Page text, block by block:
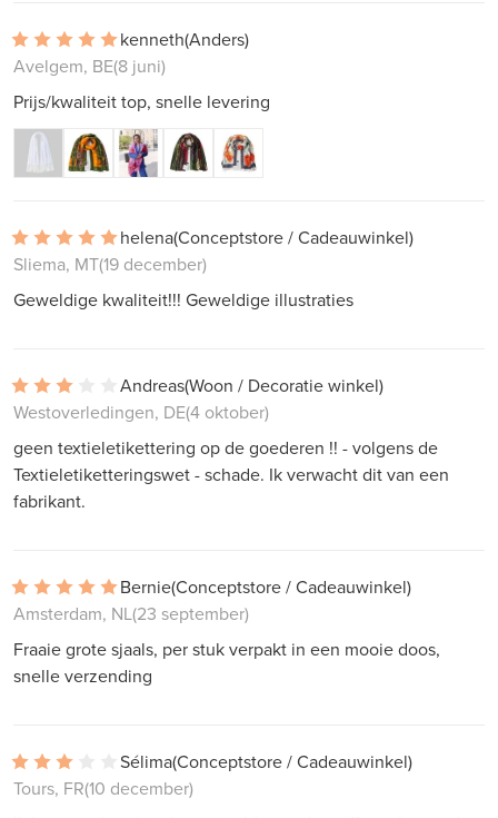
kenneth(Anders)
Avelgem, BE(8 juni)
Prijs/kwaliteit top, snelle levering
helena(Conceptstore / Cadeauwinkel)
Sliema, MT(19 december)
Geweldige kwaliteit!!! Geweldige illustraties
Andreas(Woon / Decoratie winkel)
Westoverledingen, DE(4 oktober)
geen textieletikettering op de goederen !! - volgens de
Textieletiketteringswet - schade. Ik verwacht dit van een
fabrikant.
Bernie(Conceptstore / Cadeauwinkel)
Amsterdam, NL(23 september)
Fraaie grote sjaals, per stuk verpakt in een mooie doos,
snelle verzending
Sélima(Conceptstore / Cadeauwinkel)
Tours, FR(10 december)